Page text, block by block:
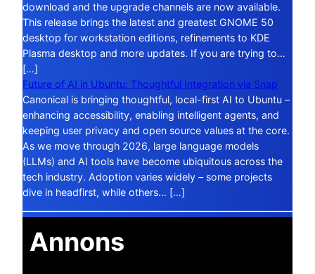
download and the upgrade channels are now available.
This release brings the latest and greatest GNOME 50
desktop for workstation editions, refinements to KDE
Plasma desktop and more updates. If you are trying to…
[…]
Future of AI in Ubuntu: Thoughtful Integration via Snap
Canonical is bringing thoughtful, local-first AI to Ubuntu –
enhancing accessibility, enabling intelligent agents, and
keeping user privacy and open source values at the core.
As we move through 2026, large language models
(LLMs) and AI tools have become ubiquitous across the
tech industry. Adoption varies widely – some projects
dive in headfirst, while others… […]
Annons